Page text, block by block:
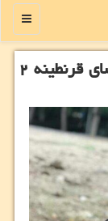
منو
اعلام آمادگی شهرداری برای تأمین فضای قرنطینه ۲